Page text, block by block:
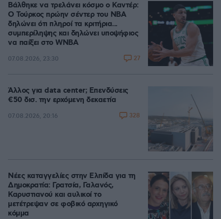
Βάλθηκε να τρελάνει κόσμο ο Καντέρ:
Ο Τούρκος πρώην σέντερ του NBA
δηλώνει ότι πληροί τα κριτήρια...
συμπερίληψης και δηλώνει υποψήφιος
να παίξει στο WNBA
07.08.2026, 23:30 27
Άλλος για data center; Επενδύσεις
€50 δισ. την ερχόμενη δεκαετία
07.08.2026, 20:16 328
Νέες καταγγελίες στην Ελπίδα για τη
Δημοκρατία: Γρατσία, Γαλανός,
Καρυστιανού και αυλικοί το
μετέτρεψαν σε φοβικό αρχηγικό
κόμμα